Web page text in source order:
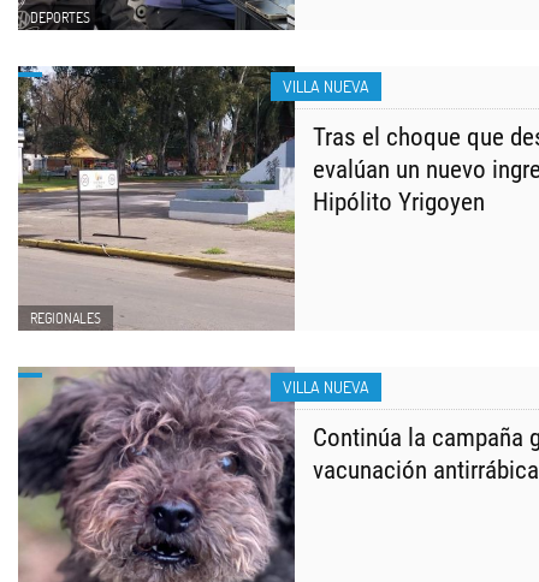
DEPORTES
VILLA NUEVA
REGIONALES
Tras el choque que
evalúan un nuevo
Hipólito Yrigoyen
VILLA NUEVA
Continúa la campaña
vacunación